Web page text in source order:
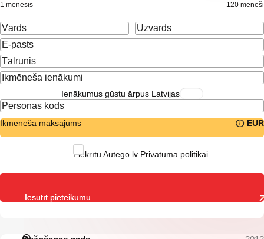
1 mēnesis 120 mēneši
Ienākumus gūstu ārpus Latvijas
Ikmēneša maksājums EUR
Piekrītu Autego.lv Privātuma politikai.